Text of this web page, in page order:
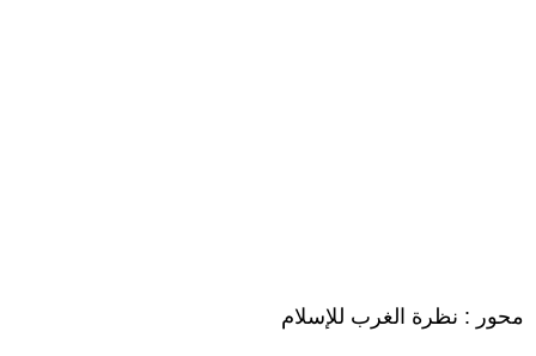
محور : نظرة الغرب للإسلام